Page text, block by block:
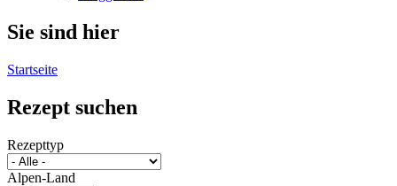
Sie sind hier
Startseite
Rezept suchen
Rezepttyp
Alpen-Land